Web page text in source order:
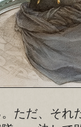
ただ、それ